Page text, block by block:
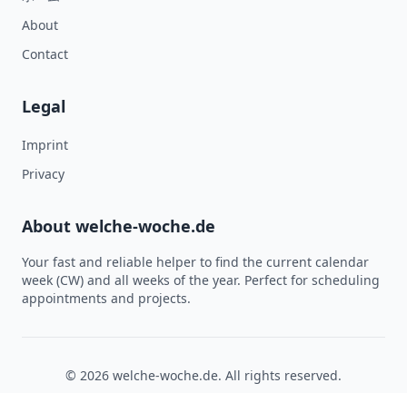
About
Contact
Legal
Imprint
Privacy
About welche-woche.de
Your fast and reliable helper to find the current calendar
week (CW) and all weeks of the year. Perfect for scheduling
appointments and projects.
© 2026 welche-woche.de. All rights reserved.